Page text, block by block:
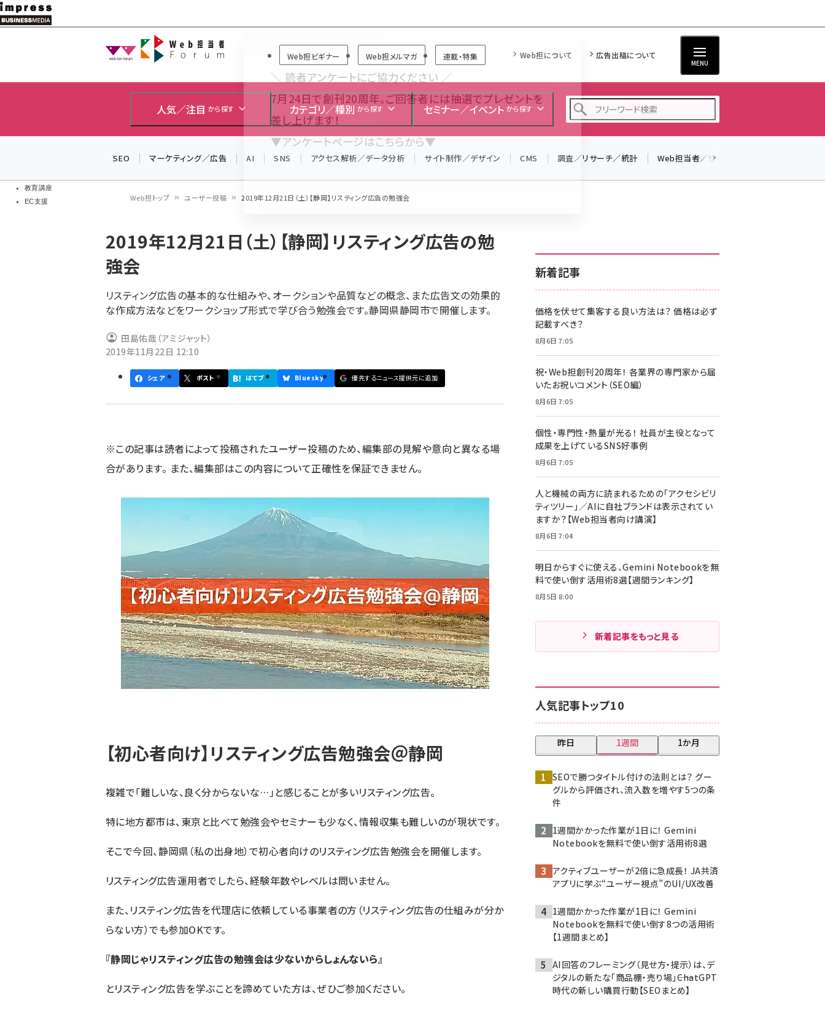
メ
イ
教育講座
EC支援
Web担当者Forum
Web担ビギナー Web担メルマガ 連載・特集 Web担について 広告出稿について
MENU
人気／注目 から探す カテゴリ／種別 から探す セミナー／イベント から探す
z世代 (1622)
meo (1275)
SEO マーケティング／広告 AI SNS アクセス解析／データ分析 サイト制作／デザイン CMS 調査／リサーチ／統計 Web担当者／仕事
ン
く
ず
Web担トップ ユーザー投稿 2019年12月21日（土）【静岡】リスティング広告の勉強会
2019年12月21日（土）【静岡】リスティング広告の勉
強会
リスティング広告の基本的な仕組みや、オークションや品質などの概念、また広告文の効果的
な作成方法などをワークショップ形式で学び合う勉強会です。静岡県静岡市で開催します。
田島佑哉（アミジャット）
2019年11月22日 12:10
シェア ポスト はてブ Bluesky 優先するニュース提供元に追加
※この記事は読者によって投稿されたユーザー投稿のため、編集部の見解や意向と異なる場
合があります。 また、編集部はこの内容について正確性を保証できません。
【初心者向け】リスティング広告勉強会＠静岡
複雑で「難しいな、良く分からないな…」と感じることが多いリスティング広告。
特に地方都市は、東京と比べて勉強会やセミナーも少なく、情報収集も難しいのが現状です。
そこで今回、静岡県（私の出身地）で初心者向けのリスティング広告勉強会を開催します。
リスティング広告運用者でしたら、経験年数やレベルは問いません。
また、リスティング広告を代理店に依頼している事業者の方（リスティング広告の仕組みが分か
らない方）でも参加OKです。
『静岡じゃリスティング広告の勉強会は少ないからしょんないら』
とリスティング広告を学ぶことを諦めていた方は、ぜひご参加ください。
新着記事
価格を伏せて集客する良い方法は？ 価格は必ず
記載すべき？
8月6日 7:05
祝・Web担創刊20周年！ 各業界の専門家から届
いたお祝いコメント（SEO編）
8月6日 7:05
個性・専門性・熱量が光る！ 社員が主役となって
成果を上げているSNS好事例
8月6日 7:05
人と機械の両方に読まれるための「アクセシビリ
ティツリー」／AIに自社ブランドは表示されてい
ますか？【Web担当者向け講演】
8月6日 7:04
明日からすぐに使える、Gemini Notebookを無
料で使い倒す活用術8選【週間ランキング】
8月5日 8:00
新着記事をもっと見る
人気記事トップ10
昨日 1週間 1か月
SEOで勝つタイトル付けの法則とは？ グー
グルから評価され、流入数を増やす5つの条
件
1週間かかった作業が1日に！ Gemini
Notebookを無料で使い倒す活用術8選
アクティブユーザーが2倍に急成長！ JA共済
アプリに学ぶ“ユーザー視点”のUI/UX改善
1週間かかった作業が1日に！ Gemini
Notebookを無料で使い倒す8つの活用術
【1週間まとめ】
AI回答のフレーミング（見せ方・提示）は、デ
ジタルの新たな「商品棚・売り場」――ChatGPT
時代の新しい購買行動【SEOまとめ】
＼ 読者アンケートにご協力ください ／
7月24日で創刊20周年。ご回答者には抽選でプレゼントを
差し上げます！
▼アンケートページはこちらから▼